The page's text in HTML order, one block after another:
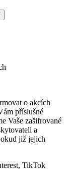
o akcích
příslušné
Vaše zašifrované
a
již jejich
TikTok